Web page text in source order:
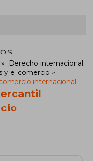
Derecho internacional
y el comercio
internacional